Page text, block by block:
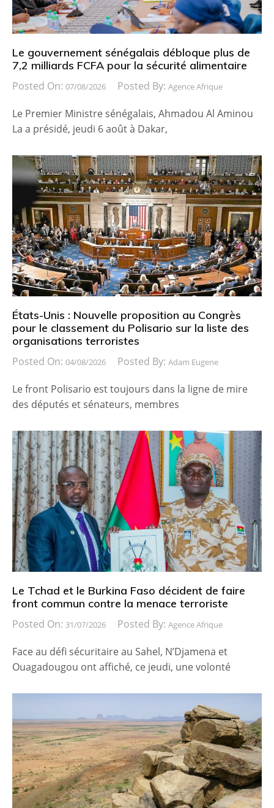
Le gouvernement sénégalais débloque plus de
7,2 milliards FCFA pour la sécurité alimentaire
Posted On: 07/08/2026 Posted By: Agence Afrique
Le Premier Ministre sénégalais, Ahmadou Al Aminou
La a présidé, jeudi 6 août à Dakar,
États-Unis : Nouvelle proposition au Congrès
pour le classement du Polisario sur la liste des
organisations terroristes
Posted On: 04/08/2026 Posted By: Adam Eugene
Le front Polisario est toujours dans la ligne de mire
des députés et sénateurs, membres
Le Tchad et le Burkina Faso décident de faire
front commun contre la menace terroriste
Posted On: 31/07/2026 Posted By: Agence Afrique
Face au défi sécuritaire au Sahel, N’Djamena et
Ouagadougou ont affiché, ce jeudi, une volonté